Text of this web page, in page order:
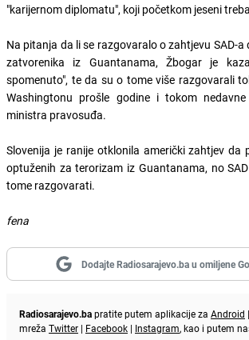
"karijernom diplomatu", koji početkom jeseni
Na pitanja da li se razgovaralo o zahtjevu SAD-a
zatvorenika iz Guantanama, Žbogar je
spomenuto", te da su o tome više razgovarali
Washingtonu prošle godine i tokom
ministra pravosuđa.
Slovenija je ranije otklonila američki zahtjev da
optuženih za terorizam iz Guantanama, no
tome razgovarati.
fena
Dodajte Radiosarajevo.ba u omiljene
Radiosarajevo.bapratite putem aplikacije za Android |
mreža Twitter | Facebook | Instagram, kao i putem